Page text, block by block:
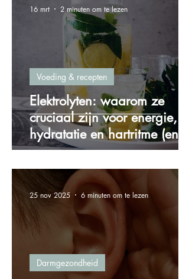
Elektrolyten: waarom ze
cruciaal zijn voor energie,
hydratatie en hartritme (en
hoe je ze via voeding binnen
krijgt)
Voeding & recepten
16 mrt 2 minuten om te lezen
Darmgezondheid
25 nov 2025 6 minuten om te lezen